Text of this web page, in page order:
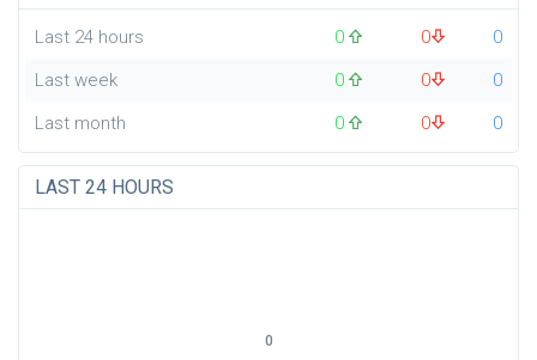
Last 24 hours 0 0
0
Last week
0 0
0
Last month
0 0 0
LAST 24 HOURS
0